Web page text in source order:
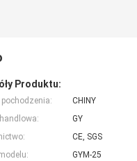
Produktu:
pochodzenia:
CHINY
GY
CE, SGS
GYM-25